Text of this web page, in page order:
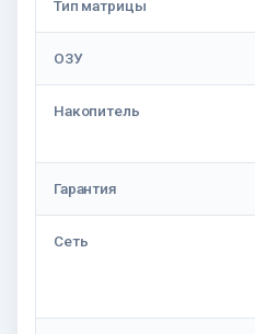
Тип матрицы
ОЗУ
Накопитель
Гарантия
Сеть